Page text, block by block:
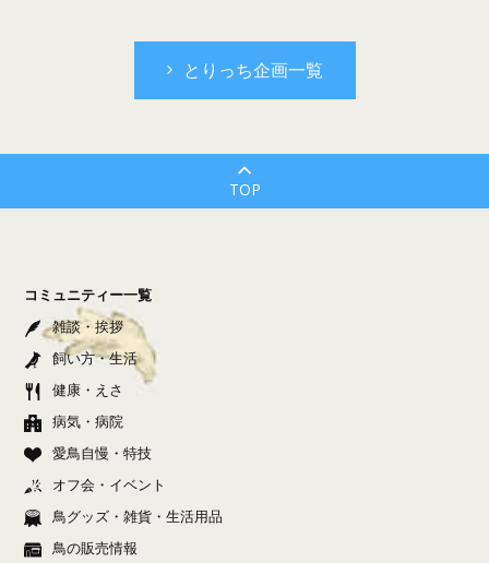
とりっち企画一覧
TOP
コミュニティー一覧
雑談・挨拶
飼い方・生活
健康・えさ
病気・病院
愛鳥自慢・特技
オフ会・イベント
鳥グッズ・雑貨・生活用品
鳥の販売情報